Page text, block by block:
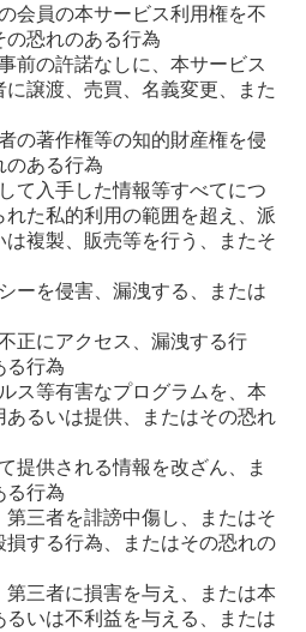
会員の本サービス利用権を不
の恐れのある行為
前の許諾なしに、本サービス
譲渡、売買、名義変更、また
の著作権等の知的財産権を侵
のある行為
て入手した情報等すべてにつ
た私的利用の範囲を超え、派
複製、販売等を行う、またそ
ーを侵害、漏洩する、または
正にアクセス、漏洩する行
る行為
ス等有害なプログラムを、本
るいは提供、またはその恐れ
提供される情報を改ざん、ま
る行為
第三者を誹謗中傷し、またはそ
する行為、またはその恐れの
第三者に損害を与え、または本
いは不利益を与える、または